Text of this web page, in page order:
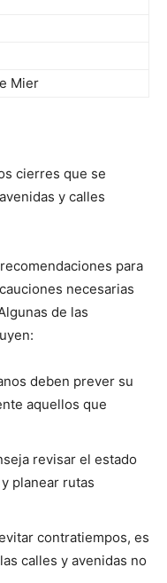
Mier
cierres que se
y calles
para
necesarias
de las
deben prever su
aquellos que
revisar el estado
planear rutas
contratiempos, es
calles y avenidas no